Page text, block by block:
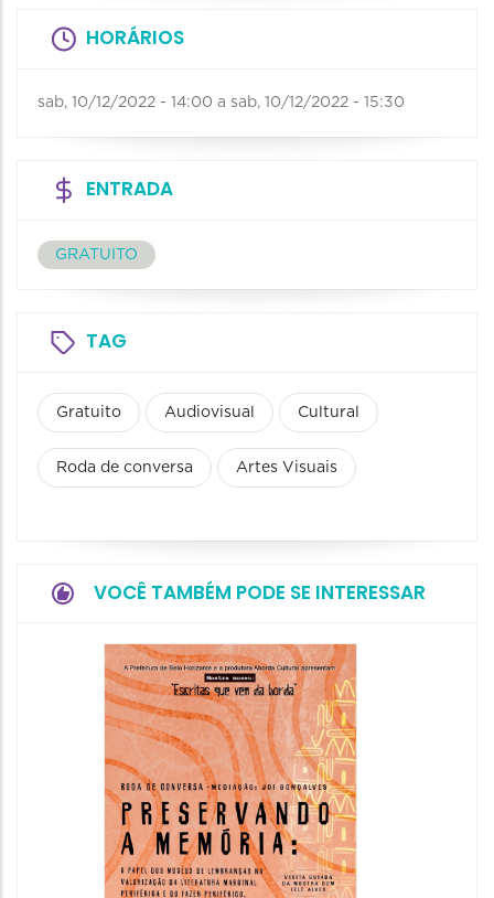
HORÁRIOS
sab, 10/12/2022 - 14:00 a sab, 10/12/2022 - 15:30
ENTRADA
GRATUITO
TAG
Gratuito Audiovisual Cultural
Roda de conversa Artes Visuais
VOCÊ TAMBÉM PODE SE INTERESSAR